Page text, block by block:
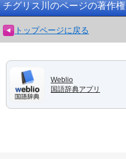
チグリス川のページの著作権
トップページに戻る
Weblio
国語辞典アプリ